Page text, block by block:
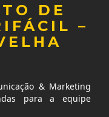
DE
–
& Marketing
para a equipe